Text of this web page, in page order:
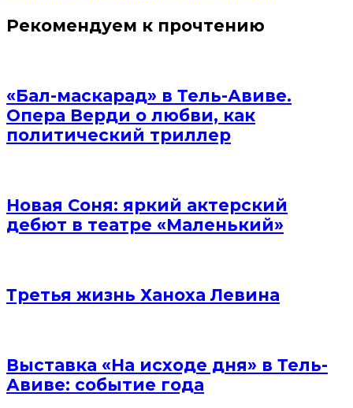
Рекомендуем к прочтению
«Бал-маскарад» в Тель-Авиве.
Опера Верди о любви, как
политический триллер
Новая Соня: яркий актерский
дебют в театре «Маленький»
Третья жизнь Ханоха Левина
Выставка «На исходе дня» в Тель-
Авиве: событие года